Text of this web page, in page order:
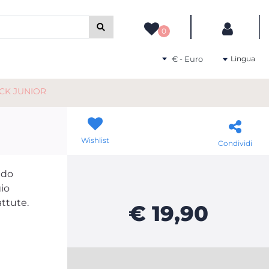
gli altri filtri disponibili.
0
Seleziona una valuta
Lingua
JUNIOR
Wishlist Condividi
€ 19,90